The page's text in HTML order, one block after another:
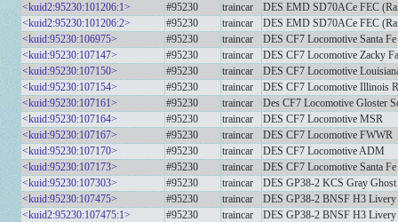
<kuid2:95230:101206:1>
#95230 traincar
DES EMD SD70ACe FEC
<kuid2:95230:101206:2>
#95230 traincar
DES EMD SD70ACe FEC
<kuid:95230:106975>
#95230 traincar
DES CF7 Locomotive Santa
<kuid:95230:107147>
#95230 traincar
DES CF7 Locomotive Zacky
<kuid:95230:107150>
#95230 traincar
DES CF7 Locomotive
<kuid:95230:107154>
#95230 traincar
DES CF7 Locomotive Illinois
<kuid:95230:107161>
#95230 traincar
Des CF7 Locomotive Gloster
<kuid:95230:107164>
#95230 traincar
DES CF7 Locomotive MSR
<kuid:95230:107167>
#95230 traincar
DES CF7 Locomotive FWWR
<kuid:95230:107170>
#95230 traincar
DES CF7 Locomotive ADM
<kuid:95230:107173>
#95230 traincar
DES CF7 Locomotive Santa Fe
<kuid:95230:107303>
#95230 traincar
DES GP38-2 KCS Gray Ghost
<kuid:95230:107475>
#95230 traincar
DES GP38-2 BNSF H3
<kuid2:95230:107475:1>
#95230 traincar DES GP38-2 BNSF H3